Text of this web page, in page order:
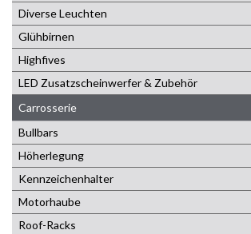
Diverse Leuchten
Glühbirnen
Highfives
LED Zusatzscheinwerfer & Zubehör
Carrosserie
Bullbars
Höherlegung
Kennzeichenhalter
Motorhaube
Roof-Racks